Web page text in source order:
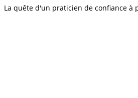
La quête d'un praticien de confiance à